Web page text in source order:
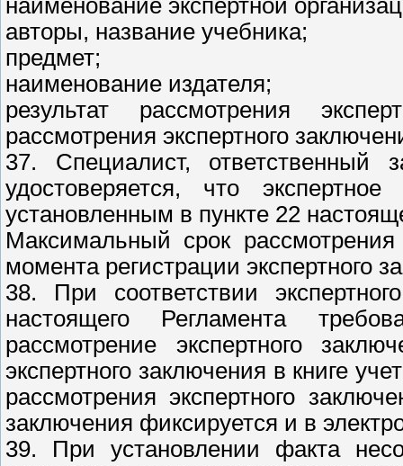
наименование экспертной
авторы, название учебника;
предмет;
наименование издателя;
результат рассмотрения
рассмотрения экспертного
37. Специалист, ответственный
удостоверяется, что
установленным в пункте 22
Максимальный срок
момента регистрации экспертного
38. При соответствии
настоящего Регламента
рассмотрение экспертного
экспертного заключения в книге
рассмотрения экспертного
заключения фиксируется и в
39. При установлении факта